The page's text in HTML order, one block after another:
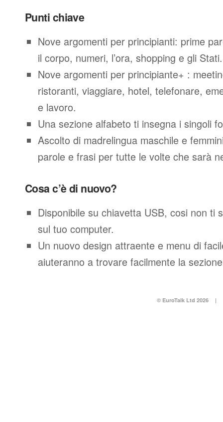
Punti chiave
Nove argomenti per principianti: prime
il corpo, numeri, l’ora, shopping e gli Stati.
Nove argomenti per principiante+ :
ristoranti, viaggiare, hotel, telefonare,
e lavoro.
Una sezione alfabeto ti insegna i singoli
Ascolto di madrelingua maschile e
parole e frasi per tutte le volte che sarà
Cosa c’è di nuovo?
Disponibile su chiavetta USB, cosi non ti
sul tuo computer.
Un nuovo design attraente e menu di
aiuteranno a trovare facilmente la
© EuroTalk Ltd 2026 |